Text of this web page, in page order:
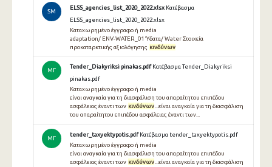
SM
ELSS_agencies_list_2020_2022.xlsx Κατέβασμα
ELSS_agencies_list_2020_2022.xlsx
Καταχωρημένο έγγραφο ή media
adaptation/ ENV-WATER_01 Ύδατα/ Water Στοιχεία
προκαταρκτικής αξιολόγησης κινδύνων
ΜΓ
Tender_Diakyriksi pinakas.pdf Κατέβασμα Tender_Diakyriksi
pinakas.pdf
Καταχωρημένο έγγραφο ή media
είναι αναγκαία για τη διασφάλιση του απαραίτητου επιπέδου
ασφάλειας έναντι των κινδύνων...είναι αναγκαία για τη διασφάλιση
του απαραίτητου επιπέδου ασφάλειας έναντι των...
ΜΓ
tender_taxyektypotis.pdf Κατέβασμα tender_taxyektypotis.pdf
Καταχωρημένο έγγραφο ή media
είναι αναγκαία για τη διασφάλιση του απαραίτητου επιπέδου
ασφάλειας έναντι των κινδύνων ...είναι αναγκαία για τη διασφάλιση